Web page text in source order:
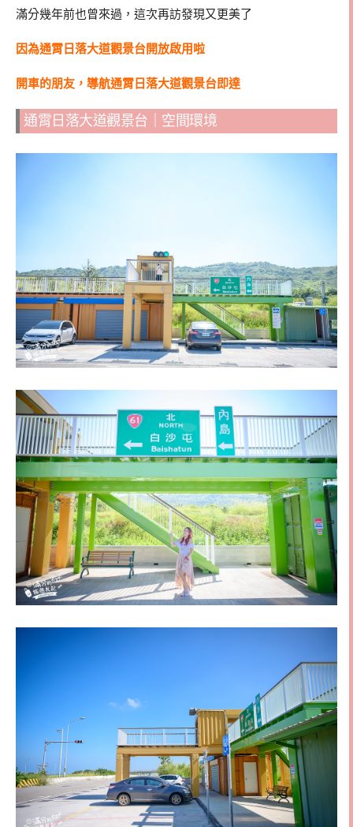
滿分幾年前也曾來過，這次再訪發現又更美了
因為通霄日落大道觀景台開放啟用啦
開車的朋友，導航通霄日落大道觀景台即達
通霄日落大道觀景台｜空間環境